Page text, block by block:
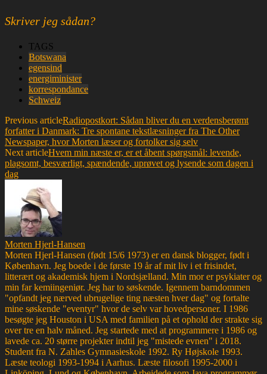
Skriver jeg sådan?
TAGS
Botswana
egensind
energiminister
korrespondance
Schweiz
Previous articleRadiopostkort: Sådan bliver du en verdensberømt
forfatter i Danmark: Tre spontane tekstlæsninger fra The Other
Newspaper, hvor Morten læser og fortolker sig selv
Next articleHvem min næste er, er et åbent spørgsmål: levende,
plagsomt, besværligt, spændende, uprøvet og lysende som dagen i
dag
Morten Hjerl-Hansen
Morten Hjerl-Hansen (født 15/6 1973) er en dansk blogger, født i
København. Jeg boede i de første 19 år af mit liv i et frisindet,
litterært og akademisk hjem i Nordsjælland. Min mor er psykiater og
min far kemiingeniør. Jeg har to søskende. Igennem barndommen
"opfandt jeg nærved ubrugelige ting næsten hver dag" og fortalte
mine søskende "eventyr" hvor de selv var hovedpersoner. I 1986
besøgte jeg Houston i USA med familien på et ophold der strakte sig
over tre en halv måned. Jeg startede med at programmere i 1986 og
lavede ca. 20 større projekter indtil jeg "mistede evnen" i 2018.
Student fra N. Zahles Gymnasieskole 1992. Ry Højskole 1993.
Læste teologi 1993-1994 i Aarhus. Læste filosofi 1995-2000 i